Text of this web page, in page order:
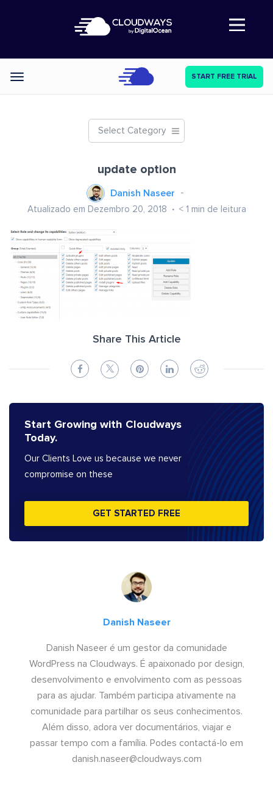
Abre a navegação
Categories START FREE TRIAL
Select Category
update option
Danish Naseer
Atualizado em Dezembro 20, 2018 < 1 min de leitura
Share This Article
Start Growing with Cloudways
Today.
Our Clients Love us because we never
compromise on these
GET STARTED FREE
Danish Naseer
Danish Naseer é um gestor da comunidade
WordPress na Cloudways. É apaixonado por design,
desenvolvimento e envolvimento com as pessoas
para as ajudar. Também participa ativamente na
comunidade para partilhar os seus conhecimentos.
Além disso, adora ver documentários, viajar e
passar tempo com a família. Podes contactá-lo em
danish.naseer@cloudways.com